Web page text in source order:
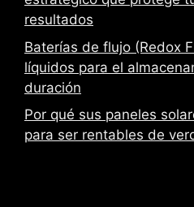
resultados
Baterías de flujo (Redox
líquidos para el
duración
Por qué sus paneles
para ser rentables de